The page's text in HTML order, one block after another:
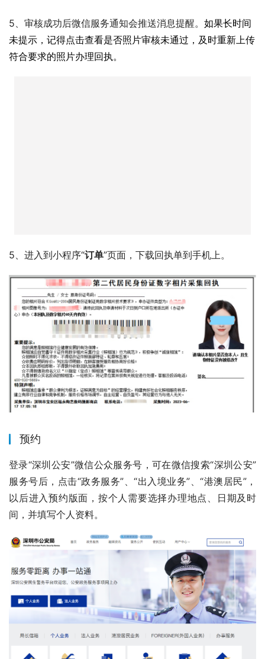
5、审核成功后微信服务通知会推送消息提醒。 如果长时间
未提示，记得点击查看是否照片审核未通过，及时重新上传
符合要求的照片办理回执。
5、进入到小程序“订单”页面，下载回执单到手机上。
预约
登录“深圳公安”微信公众服务号，可在微信搜索“深圳公安”
服务号后，点击“政务服务”、“出入境业务”、“港澳居民”，
以后进入预约版面，按个人需要选择办理地点、日期及时
间，并填写个人资料。